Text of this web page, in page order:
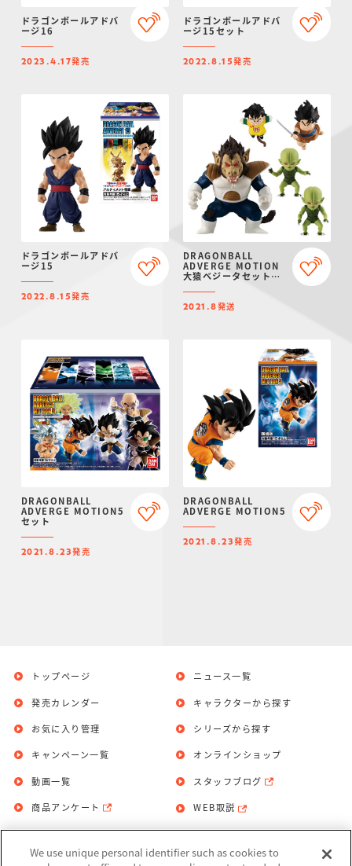
ドラゴンボールアドバ
ージ16
2023.4.17発売
ドラゴンボールアドバ
ージ15セット
2022.8.15発売
ドラゴンボールアドバ
ージ15
2022.8.15発売
DRAGONBALL
ADVERGE MOTION
大猿ベジータセット
限定】
2021.8発送
DRAGONBALL
ADVERGE MOTION5
セット
2021.8.23発売
DRAGONBALL
ADVERGE MOTION5
2021.8.23発売
トップページ
発売カレンダー
お気に入り管理
ニュース一覧
キャラクターから探す
シリーズから探す
キャンペーン一覧
動画一覧
商品アンケート
オンラインショップ
スタッフブログ
WEB取説
We use unique personal identifier such as cookies to